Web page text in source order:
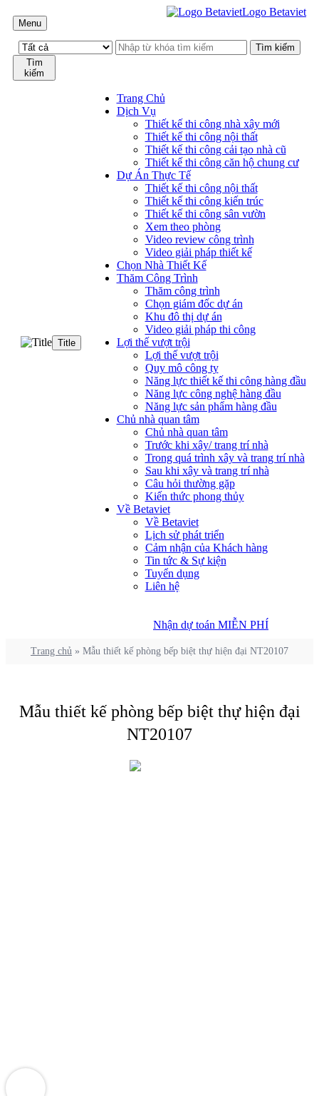
Menu
Logo Betaviet
Tìm
kiếm
Title
Trang Chủ
Dịch Vụ
Thiết kế thi công nhà xây mới
Thiết kế thi công nội thất
Thiết kế thi công cải tạo nhà cũ
Thiết kế thi công căn hộ chung cư
Dự Án Thực Tế
Thiết kế thi công nội thất
Thiết kế thi công kiến trúc
Thiết kế thi công sân vườn
Xem theo phòng
Video review công trình
Video giải pháp thiết kế
Chọn Nhà Thiết Kế
Thăm Công Trình
Thăm công trình
Chọn giám đốc dự án
Khu đô thị dự án
Video giải pháp thi công
Lợi thế vượt trội
Lợi thế vượt trội
Quy mô công ty
Năng lực thiết kế thi công hàng đầu
Năng lực công nghệ hàng đầu
Năng lực sản phẩm hàng đầu
Chủ nhà quan tâm
Chủ nhà quan tâm
Trước khi xây/ trang trí nhà
Trong quá trình xây và trang trí nhà
Sau khi xây và trang trí nhà
Câu hỏi thường gặp
Kiến thức phong thủy
Về Betaviet
Về Betaviet
Lịch sử phát triển
Cảm nhận của Khách hàng
Tin tức & Sự kiện
Tuyển dụng
Liên hệ
Nhận dự toán MIỄN PHÍ
Trang chủ » Mẫu thiết kế phòng bếp biệt thự hiện đại NT20107
Mẫu thiết kế phòng bếp biệt thự hiện đại
NT20107